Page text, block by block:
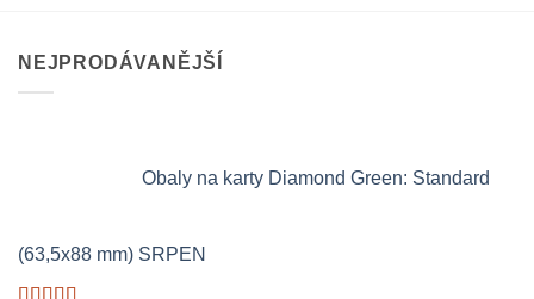
NEJPRODÁVANĚJŠÍ
Obaly na karty Diamond Green: Standard
(63,5x88 mm) SRPEN